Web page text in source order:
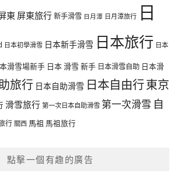
東 屏東旅行新手滑雪 日月潭 日月潭旅行 日
日本初學滑雪 日本新手滑雪 日本旅行 日本
滑雪場新手 日本 滑雪 新手 日本滑雪自助 日本滑
旅行 日本自助滑雪 日本自由行東京
滑雪旅行 第一次日本自助滑雪 第一次滑雪 自
行 關西 馬祖 馬祖旅行
點擊一個有趣的廣告